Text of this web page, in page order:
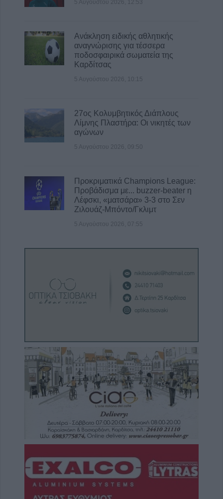
5 Αυγούστου 2026, 12:53
Ανάκληση ειδικής αθλητικής
αναγνώρισης για τέσσερα
ποδοσφαιρικά σωματεία της
Καρδίτσας
5 Αυγούστου 2026, 10:15
27ος Κολυμβητικός Διάπλους
Λίμνης Πλαστήρα: Οι νικητές των
αγώνων
5 Αυγούστου 2026, 09:50
Προκριματικά Champions League:
Προβάδισμα με... buzzer-beater η
Λέφσκι, «ματσάρα» 3-3 στο Σεν
Ζιλουάζ-Μπόντο/Γκλιμτ
5 Αυγούστου 2026, 07:55